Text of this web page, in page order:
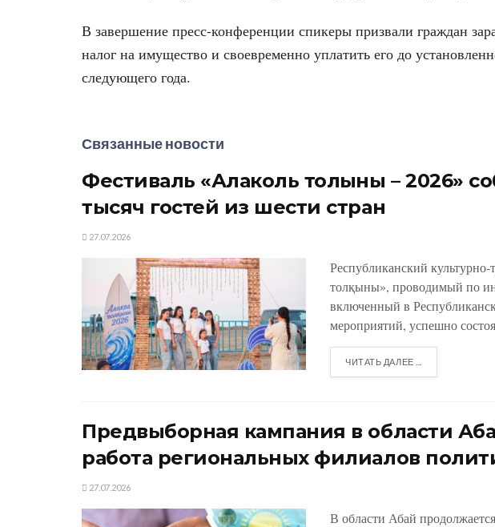
В завершение пресс-конференции спикеры призвали граждан
налог на имущество и своевременно уплатить его до
следующего года.
Связанные новости
Фестиваль «Алаколь толқыны – 2026»
тысяч гостей из шести стран
27.07.2026
Республиканский
толқыны», проводимый по
включенный в
мероприятий, успешно
ЧИТАТЬ ДАЛЕЕ ...
Предвыборная кампания в области
работа региональных филиалов
27.07.2026
В области Абай